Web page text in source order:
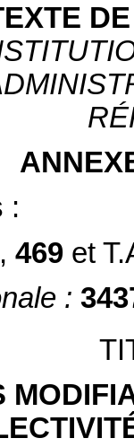
:
,469 et
: